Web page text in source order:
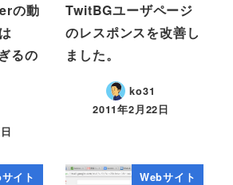
の動
るの
TwitBGユーザページ
のレスポンスを改善し
ました。
ko31
2011年2月22日
イト Webサイト